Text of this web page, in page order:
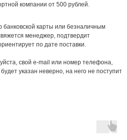
компании от 500 рублей.
карты или безналичным
менеджер, подтвердит
по дате поставки.
свой e-mail или номер телефона,
указан неверно, на него не поступит